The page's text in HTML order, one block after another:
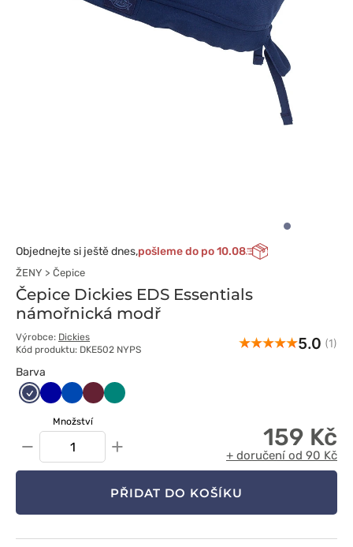
Objednejte si ještě dnes,pošleme do po 10.08
ŽENY Čepice
Čepice Dickies EDS Essentials
námořnická modř
Výrobce: Dickies
Kód produktu: DKE502 NYPS
5.0 (1)
Barva
CiemnyGranatowy
KrólewskiWiśniowy
Zielony
Množství
− + 159 Kč
+ doručení od 90 Kč
PŘIDAT DO KOŠÍKU